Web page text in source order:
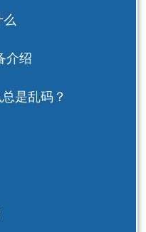
介绍
是乱码？